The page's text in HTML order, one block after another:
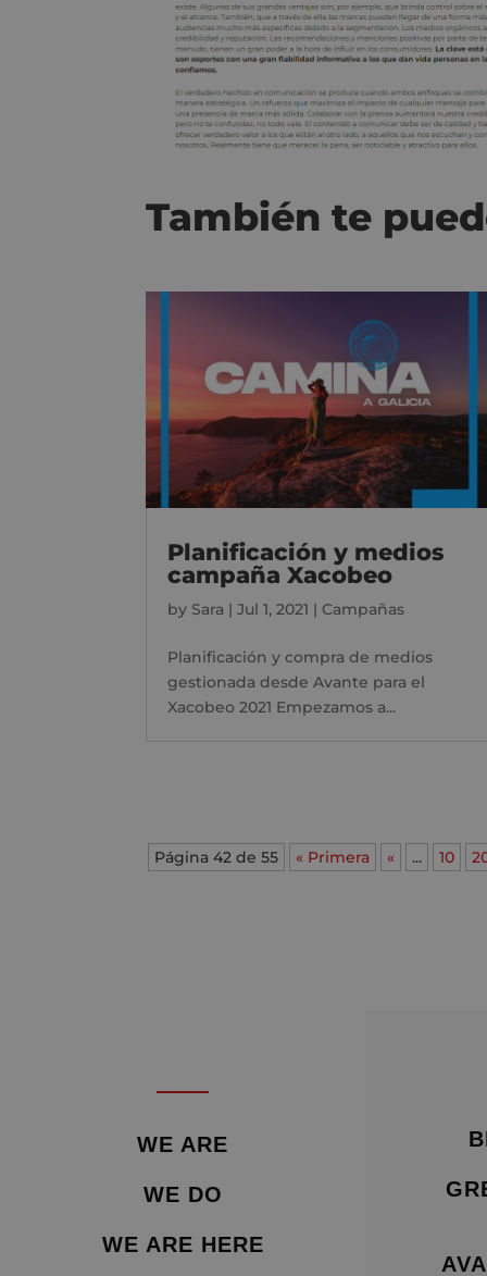
También te
Planificación y medios
campaña Xacobeo
by Sara |Jul 1, 2021 | Campañas
Planificación y compra de medios
gestionada desde Avante para el
Xacobeo 2021 Empezamos a...
Página 42 de 55 « Primera « ... 10
WE ARE
WE DO
WE ARE HERE